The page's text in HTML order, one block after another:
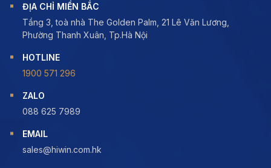
ĐỊA CHỈ MIỀN BẮC
Tầng 3, toà nhà The Golden Palm, 21 Lê Văn Lương,
Phường Thanh Xuân, Tp.Hà Nội
HOTLINE
1900 571 296
ZALO
088 625 7989
EMAIL
sales@hiwin.com.hk